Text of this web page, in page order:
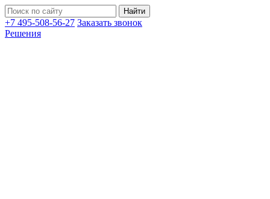
+7 495-508-56-27 Заказать звонок
Решения